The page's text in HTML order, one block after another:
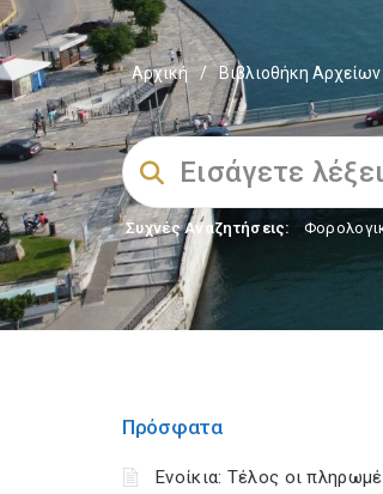
Αρχική / Βιβλιοθήκη Αρχείων
Συχνές Αναζητήσεις:
Πρόσφατα
Ενοίκια: Τέλος οι